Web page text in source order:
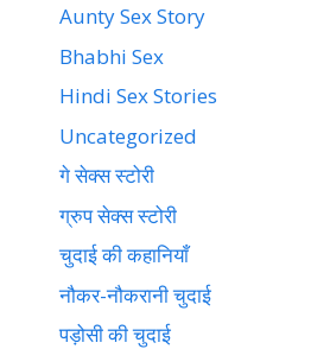
Aunty Sex Story
Bhabhi Sex
Hindi Sex Stories
Uncategorized
गे सेक्स स्टोरी
ग्रुप सेक्स स्टोरी
चुदाई की कहानियाँ
नौकर-नौकरानी चुदाई
पड़ोसी की चुदाई